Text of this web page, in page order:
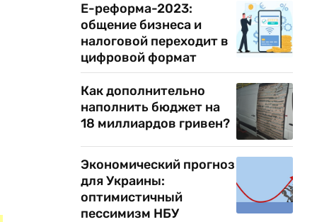
Е-реформа-2023:
общение бизнеса и
налоговой переходит в
цифровой формат
Как дополнительно
наполнить бюджет на
18 миллиардов гривен?
Экономический прогноз
для Украины:
оптимистичный
пессимизм НБУ